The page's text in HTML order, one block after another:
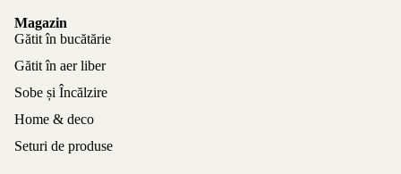
Magazin
Gătit în bucătărie
Gătit în aer liber
Sobe și Încălzire
Home & deco
Seturi de produse